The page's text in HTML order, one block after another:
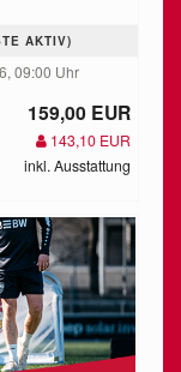
AKTIV)
09:00 Uhr
159,00 EUR
143,10 EUR
inkl. Ausstattung